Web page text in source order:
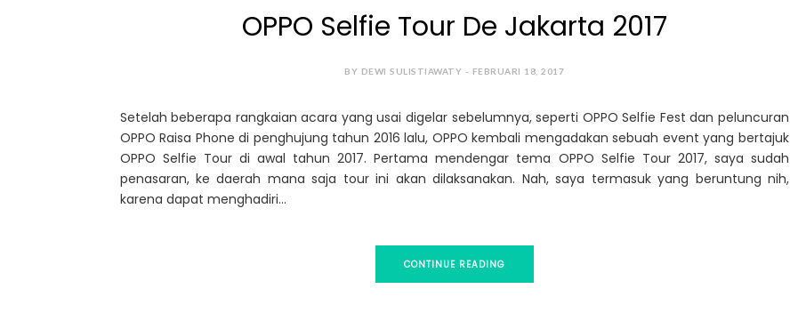
OPPO Selfie Tour De Jakarta 2017
BY DEWI SULISTIAWATY - FEBRUARI 18, 2017
Setelah beberapa rangkaian acara yang usai digelar sebelumnya, seperti OPPO Selfie Fest dan peluncuran
OPPO Raisa Phone di penghujung tahun 2016 lalu, OPPO kembali mengadakan sebuah event yang bertajuk
OPPO Selfie Tour di awal tahun 2017. Pertama mendengar tema OPPO Selfie Tour 2017, saya sudah
penasaran, ke daerah mana saja tour ini akan dilaksanakan. Nah, saya termasuk yang beruntung nih,
karena dapat menghadiri...
CONTINUE READING